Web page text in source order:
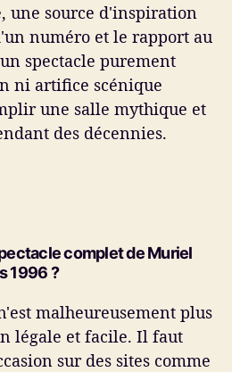
une source d'inspiration
numéro et le rapport au
spectacle purement
ni artifice scénique
une salle mythique et
des décennies.
complet de Muriel
1996 ?
malheureusement plus
légale et facile. Il faut
sur des sites comme